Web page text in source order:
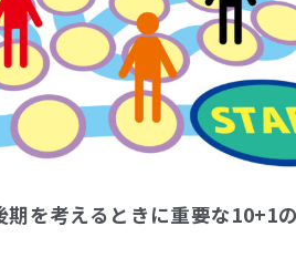
期を考えるときに重要な10+1